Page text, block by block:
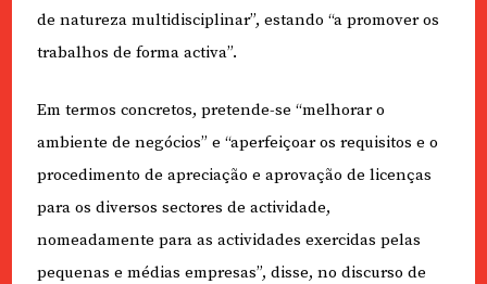
de natureza multidisciplinar”, estando “a promover os
trabalhos de forma activa”.
Em termos concretos, pretende-se “melhorar o
ambiente de negócios” e “aperfeiçoar os requisitos e o
procedimento de apreciação e aprovação de licenças
para os diversos sectores de actividade,
nomeadamente para as actividades exercidas pelas
pequenas e médias empresas”, disse, no discurso de